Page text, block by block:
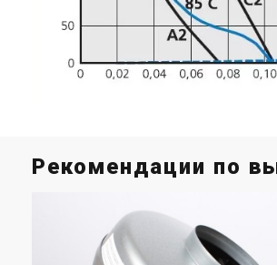
Рекомендации по